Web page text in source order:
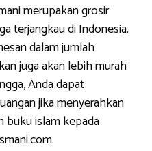
merupakan grosir
terjangkau di Indonesia.
dalam jumlah
juga akan lebih murah
Anda dapat
jika menyerahkan
buku islam kepada